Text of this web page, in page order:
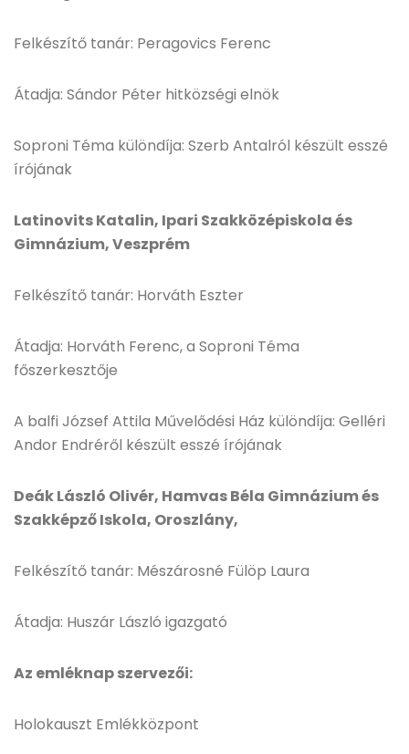
Felkészítő tanár: Peragovics Ferenc
Átadja: Sándor Péter hitközségi elnök
Soproni Téma különdíja: Szerb Antalról készült esszé
írójának
Latinovits Katalin, Ipari Szakközépiskola és
Gimnázium, Veszprém
Felkészítő tanár: Horváth Eszter
Átadja: Horváth Ferenc, a Soproni Téma
főszerkesztője
A balfi József Attila Művelődési Ház különdíja: Gelléri
Andor Endréről készült esszé írójának
Deák László Olivér, Hamvas Béla Gimnázium és
Szakképző Iskola, Oroszlány,
Felkészítő tanár: Mészárosné Fülöp Laura
Átadja: Huszár László igazgató
Az emléknap szervezői:
Holokauszt Emlékközpont